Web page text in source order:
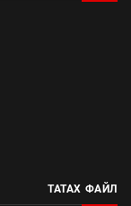
ТАТАХ ФАЙЛ